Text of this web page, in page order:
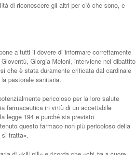
di riconoscere gli altri per ciò che sono, e
a tutti il dovere di informare correttamente
Giorgia Meloni, interviene nel dibattito
che è stata duramente criticata dal cardinale
pastorale sanitaria.
pericoloso per la loro salute
farmaceutica in virtù di un accettabile
legge 194 e purché sia previsto
questo farmaco non più pericoloso della
si tratta».